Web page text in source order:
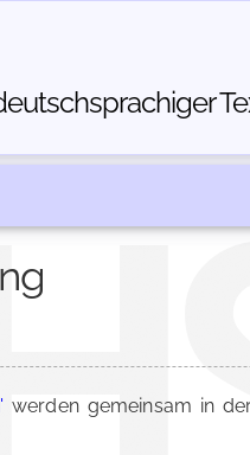
werden gemeinsam in